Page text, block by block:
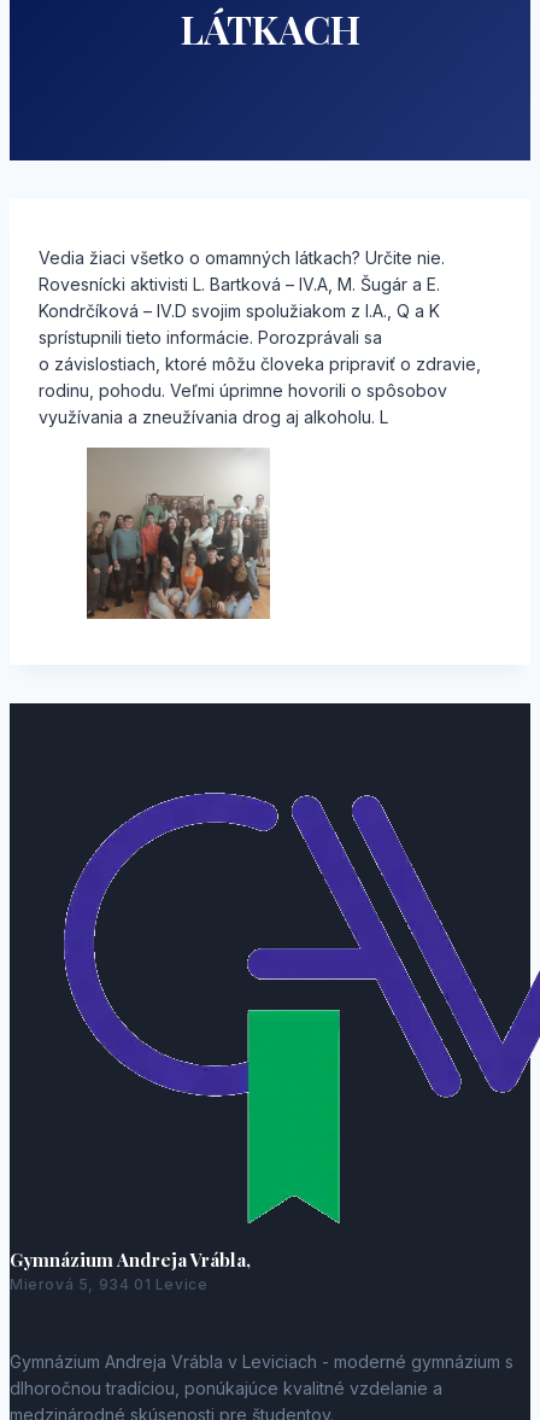
LÁTKACH
Vedia žiaci všetko o omamných látkach? Určite nie.
Rovesnícki aktivisti L. Bartková – IV.A, M. Šugár a E.
Kondrčíková – IV.D svojim spolužiakom z I.A., Q a K
sprístupnili tieto informácie. Porozprávali sa
o závislostiach, ktoré môžu človeka pripraviť o zdravie,
rodinu, pohodu. Veľmi úprimne hovorili o spôsobov
využívania a zneužívania drog aj alkoholu. L
Gymnázium Andreja Vrábla,
Mierová 5, 934 01 Levice
Gymnázium Andreja Vrábla v Leviciach - moderné gymnázium s
dlhoročnou tradíciou, ponúkajúce kvalitné vzdelanie a
medzinárodné skúsenosti pre študentov.